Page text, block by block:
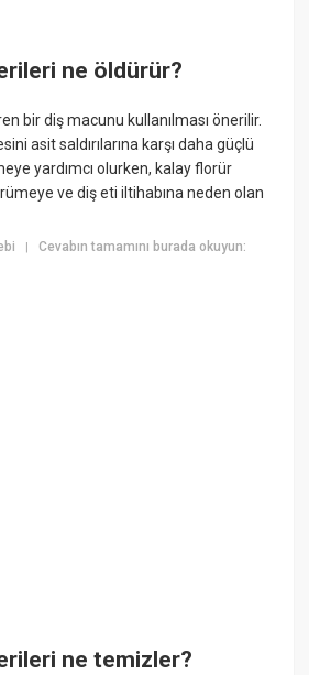
ne öldürür?
bir diş macunu kullanılması önerilir.
asit saldırılarına karşı daha güçlü
yardımcı olurken, kalay florür
ve diş eti iltihabına neden olan
|Cevabın tamamını burada okuyun:
ne temizler?